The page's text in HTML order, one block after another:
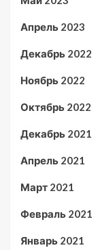
Апрель 2023
Декабрь 2022
Ноябрь 2022
Октябрь 2022
Декабрь 2021
Апрель 2021
Март 2021
Февраль 2021
Январь 2021